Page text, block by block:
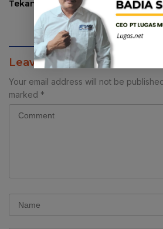
Tekankan Sinergi
Strategis Media dan
Pembangunan Desa.
Leave a Reply
Your email address will not be
marked *